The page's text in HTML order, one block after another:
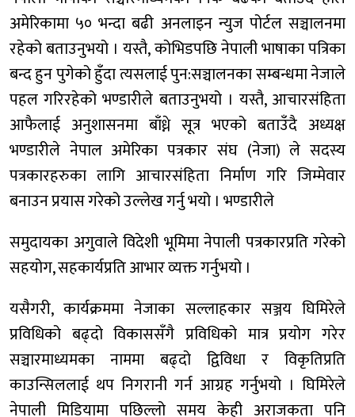
अमेरिकामा ५० भन्दा बढी अनलाइन न्युज पोर्टल सञ्चालनमा
रहेको बताउनुभयो । यस्तै, कोभिडपछि नेपाली भाषाका पत्रिका
बन्द हुन पुगेको हुँदा त्यसलाई पुन:सञ्चालनका सम्बन्धमा नेजाले
पहल गरिरहेको भण्डारीले बताउनुभयो । यस्तै, आचारसंहिता
आफैलाई अनुशासनमा बाँध्ने सूत्र भएको बताउँदै अध्यक्ष
भण्डारीले नेपाल अमेरिका पत्रकार संघ (नेजा) ले सदस्य
पत्रकारहरुका लागि आचारसंहिता निर्माण गरि जिम्मेवार
बनाउन प्रयास गरेको उल्लेख गर्नु भयो । भण्डारीले
समुदायका अगुवाले विदेशी भूमिमा नेपाली पत्रकारप्रति गरेको
सहयोग, सहकार्यप्रति आभार व्यक्त गर्नुभयो ।
यसैगरी, कार्यक्रममा नेजाका सल्लाहकार सञ्जय घिमिरेले
प्रविधिको बढ्दो विकाससँगै प्रविधिको मात्र प्रयोग गरेर
सञ्चारमाध्यमका नाममा बढ्दो द्विविधा र विकृतिप्रति
काउन्सिललाई थप निगरानी गर्न आग्रह गर्नुभयो । घिमिरेले
नेपाली मिडियामा पछिल्लो समय केही अराजकता पनि